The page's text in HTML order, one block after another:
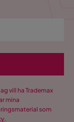
vill ha Trademax
mina
som
.